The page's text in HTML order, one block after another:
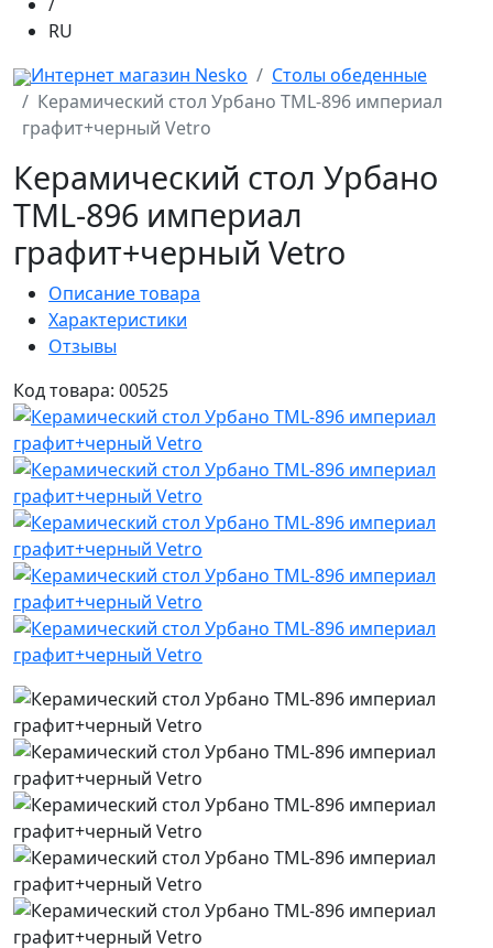
RU
Интернет магазин Nesko
Столы обеденные
Керамический стол Урбано TML-896 империал
графит+черный Vetro
Керамический стол Урбано
TML-896 империал
графит+черный Vetro
Описание товара
Характеристики
Отзывы
Код товара: 00525